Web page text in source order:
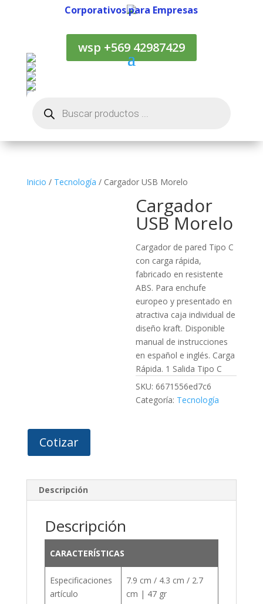
Corporativos para Empresas
wsp +569 42987429
productos
Inicio / Tecnología / Cargador USB Morelo
Cargador
USB Morelo
Cargador de pared Tipo C
con carga rápida,
fabricado en resistente
ABS. Para enchufe
europeo y presentado en
atractiva caja individual de
diseño kraft. Disponible
manual de instrucciones
en español e inglés. Carga
Rápida. 1 Salida Tipo C
SKU:6671556ed7c6
Categoría: Tecnología
Cotizar
Descripción
Descripción
CARACTERÍSTICAS
Especificaciones
artículo
7.9 cm / 4.3 cm / 2.7
cm | 47 gr